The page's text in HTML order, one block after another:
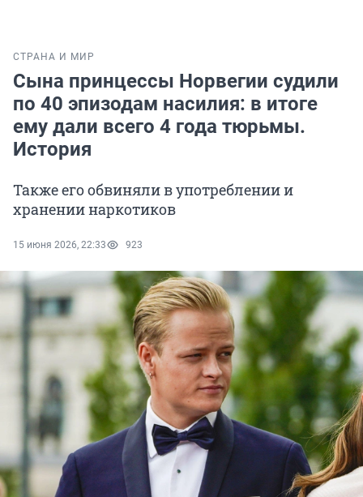
СТРАНА И МИР
Сына принцессы Норвегии судили
по 40 эпизодам насилия: в итоге
ему дали всего 4 года тюрьмы.
История
Также его обвиняли в употреблении и
хранении наркотиков
15 июня 2026, 22:33 923